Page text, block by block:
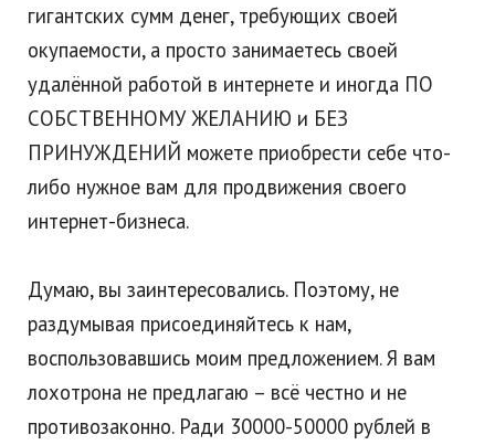
гигантских сумм денег, требующих своей
окупаемости, а просто занимаетесь своей
удалённой работой в интернете и иногда ПО
СОБСТВЕННОМУ ЖЕЛАНИЮ и БЕЗ
ПРИНУЖДЕНИЙ можете приобрести себе что-
либо нужное вам для продвижения своего
интернет-бизнеса.
Думаю, вы заинтересовались. Поэтому, не
раздумывая присоединяйтесь к нам,
воспользовавшись моим предложением. Я вам
лохотрона не предлагаю – всё честно и не
противозаконно. Ради 30000-50000 рублей в